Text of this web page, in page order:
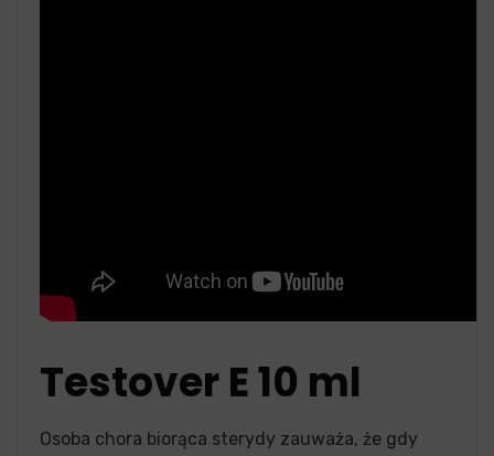
Testover E 10 ml
Osoba chora biorąca sterydy zauważa, że gdy